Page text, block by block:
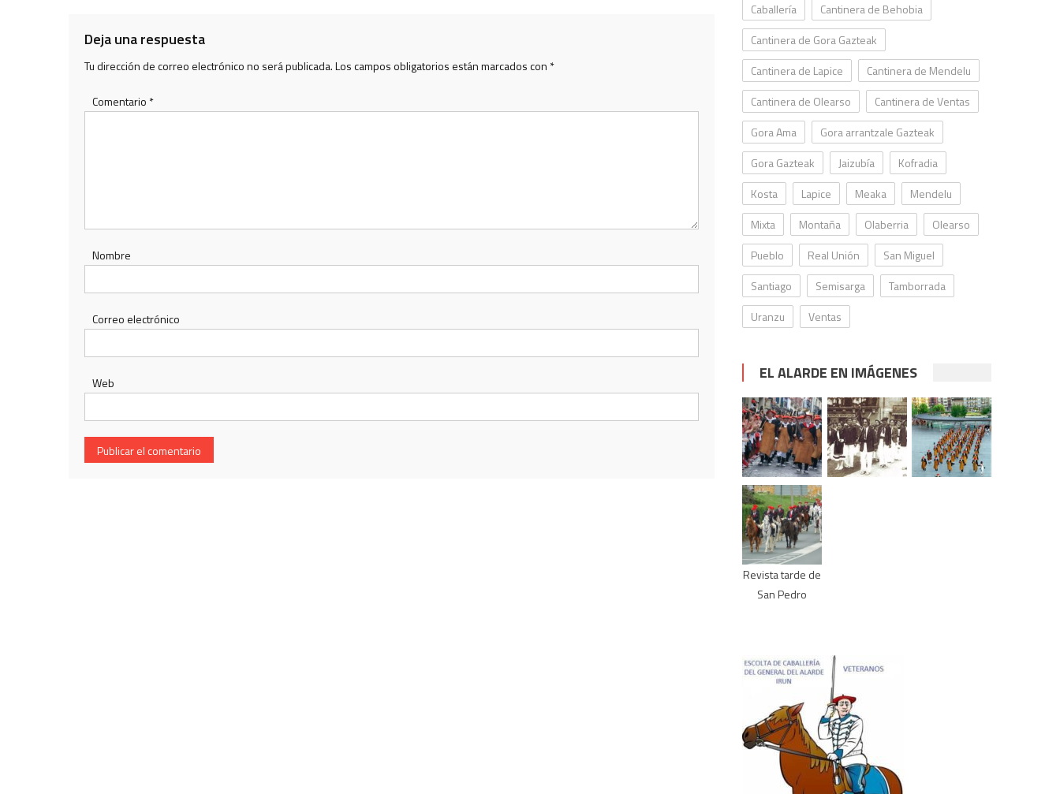
Deja una respuesta
Tu dirección de correo electrónico no será publicada.Los campos obligatorios están marcados con *
Comentario *
Nombre
Correo electrónico
Web
Caballería
Cantinera de Behobia
Cantinera de Gora Gazteak
Cantinera de Lapice
Cantinera de Mendelu
Cantinera de Olearso
Cantinera de Ventas
Gora Ama
Gora arrantzale Gazteak
Gora Gazteak
Jaizubía
Kofradia
Kosta
Lapice Meaka
Mendelu
Mixta
Montaña Olaberria
Olearso
Pueblo
Real Unión
San Miguel
Santiago
Semisarga
Tamborrada
Uranzu
Ventas
EL ALARDE EN IMÁGENES
Revista tarde de
San Pedro